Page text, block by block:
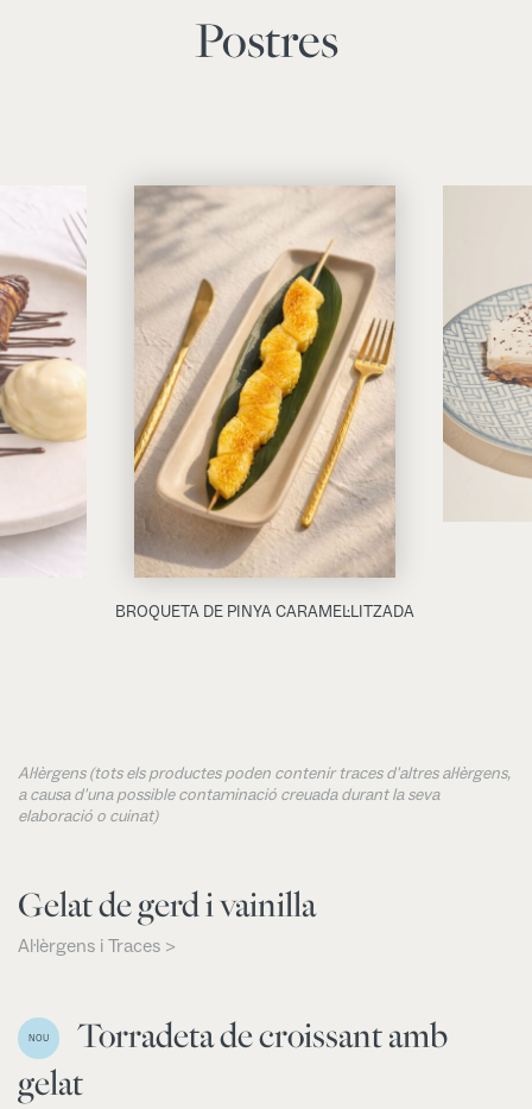
Postres
BROQUETA DE PINYA CARAMEL·LITZADA
Al·lèrgens (tots els productes poden contenir traces d'altres al·lèrgens,
a causa d'una possible contaminació creuada durant la seva
elaboració o cuinat)
Gelat de gerd i vainilla
Al·lèrgens i Traces >
NOU
Torradeta de croissant amb
gelat